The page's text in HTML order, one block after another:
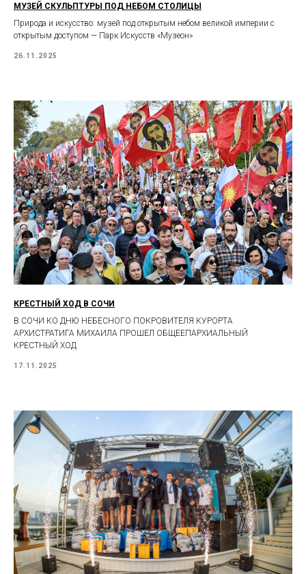
МУЗЕЙ СКУЛЬПТУРЫ ПОД НЕБОМ СТОЛИЦЫ
Природа и искусство: музей под открытым небом великой империи с
открытым доступом — Парк Искусств «Музеон»
26.11.2025
КРЕСТНЫЙ ХОД В СОЧИ
В СОЧИ КО ДНЮ НЕБЕСНОГО ПОКРОВИТЕЛЯ КУРОРТА
АРХИСТРАТИГА МИХАИЛА ПРОШЕЛ ОБЩЕЕПАРХИАЛЬНЫЙ
КРЕСТНЫЙ ХОД
17.11.2025